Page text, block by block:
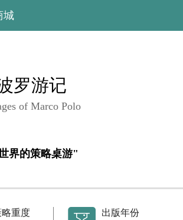
城
罗游记
of Marco Polo
界的策略桌游"
略重度
出版年份